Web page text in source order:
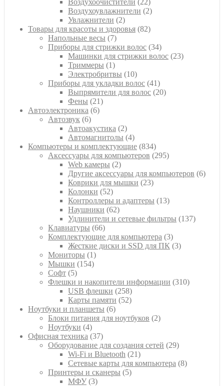
Воздухоочистители 22
товара
Воздухоувлажнители 22
Увлажнители 22
товара
Товары для красоты и здоровья 8282
Напольные весы 77
товаров
Приборы для стрижки волос 3434
товара
Машинки для стрижки волос 2323
Триммеры 11
товар
Электробритвы 1010
товаров
Приборы для укладки волос 4141
товар
Выпрямители для волос 2020
Фены 2121
Автоэлектроника 66
Автозвук 66
товаров
Автоакустика 22
товара
Автомагнитолы 44
товара
Компьютеры и комплектующие 834834
товара
Аксессуары для компьютеров 295295
Web камеры 22
товара
Другие аксессуары для компьютеров 66
Коврики для мышки 2323
Колонки 5252
товара
Контроллеры и адаптеры 1313
Наушники 6262
товара
Удлинители и сетевые фильтры 137137
Клавиатуры 6666
товаров
Комплектующие для компьютера 33
товара
Жесткие диски и SSD для ПК 33
Мониторы 11
товар
Мышки 154154
Софт 55
товаров
Флешки и накопители информации 310310
USB флешки 258258
товаров
Карты памяти 5252
Ноутбуки и планшеты 66
товаров
Блоки питания для ноутбуков 22
Ноутбуки 44
товара
Офисная техника 3737
товаров
Оборудование для создания сетей 2929
Wi-Fi и Bluetooth 2121
товар
Сетевые карты для компьютера 88
Принтеры и сканеры 55
МФУ 33